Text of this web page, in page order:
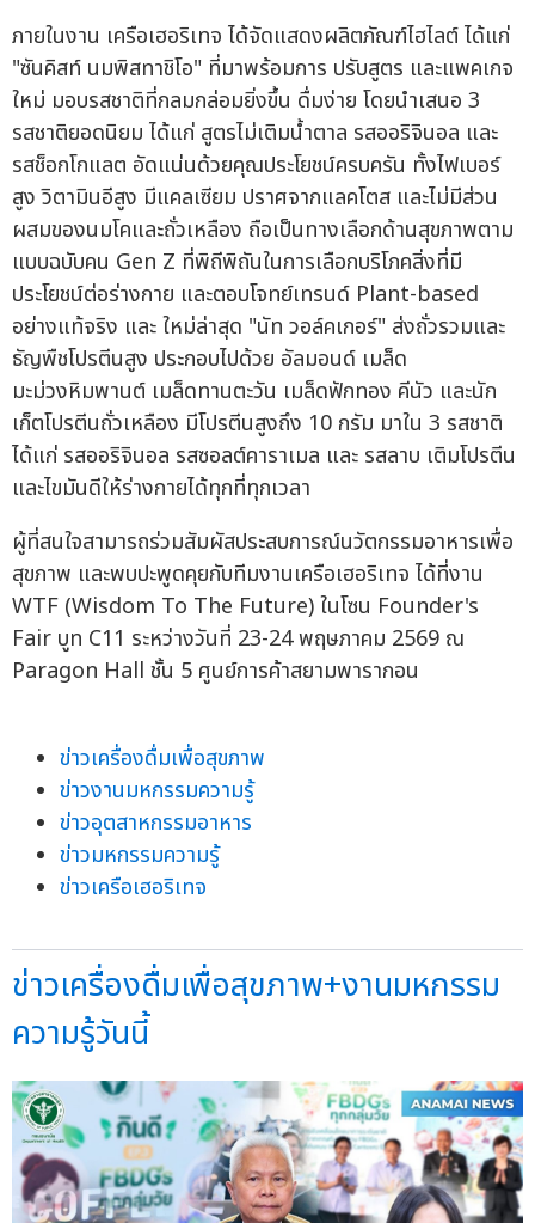
ภายในงาน เครือเฮอริเทจ ได้จัดแสดงผลิตภัณฑ์ไฮไลต์ ได้แก่
"ซันคิสท์ นมพิสทาชิโอ" ที่มาพร้อมการ ปรับสูตร และแพคเกจ
ใหม่ มอบรสชาติที่กลมกล่อมยิ่งขึ้น ดื่มง่าย โดยนำเสนอ 3
รสชาติยอดนิยม ได้แก่ สูตรไม่เติมน้ำตาล รสออริจินอล และ
รสช็อกโกแลต อัดแน่นด้วยคุณประโยชน์ครบครัน ทั้งไฟเบอร์
สูง วิตามินอีสูง มีแคลเซียม ปราศจากแลคโตส และไม่มีส่วน
ผสมของนมโคและถั่วเหลือง ถือเป็นทางเลือกด้านสุขภาพตาม
แบบฉบับคน Gen Z ที่พิถีพิถันในการเลือกบริโภคสิ่งที่มี
ประโยชน์ต่อร่างกาย และตอบโจทย์เทรนด์ Plant-based
อย่างแท้จริง และ ใหม่ล่าสุด "นัท วอล์คเกอร์" ส่งถั่วรวมและ
ธัญพืชโปรตีนสูง ประกอบไปด้วย อัลมอนด์ เมล็ด
มะม่วงหิมพานต์ เมล็ดทานตะวัน เมล็ดฟักทอง คีนัว และนัก
เก็ตโปรตีนถั่วเหลือง มีโปรตีนสูงถึง 10 กรัม มาใน 3 รสชาติ
ได้แก่ รสออริจินอล รสซอลต์คาราเมล และ รสลาบ เติมโปรตีน
และไขมันดีให้ร่างกายได้ทุกที่ทุกเวลา
ผู้ที่สนใจสามารถร่วมสัมผัสประสบการณ์นวัตกรรมอาหารเพื่อ
สุขภาพ และพบปะพูดคุยกับทีมงานเครือเฮอริเทจ ได้ที่งาน
WTF (Wisdom To The Future) ในโซน Founder's
Fair บูท C11 ระหว่างวันที่ 23-24 พฤษภาคม 2569 ณ
Paragon Hall ชั้น 5 ศูนย์การค้าสยามพารากอน
ข่าวเครื่องดื่มเพื่อสุขภาพ
ข่าวงานมหกรรมความรู้
ข่าวอุตสาหกรรมอาหาร
ข่าวมหกรรมความรู้
ข่าวเครือเฮอริเทจ
ข่าวเครื่องดื่มเพื่อสุขภาพ+งานมหกรรม
ความรู้วันนี้